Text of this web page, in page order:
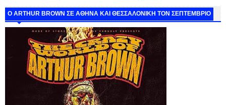
O ARTHUR BROWN ΣΕ ΑΘΗΝΑ ΚΑΙ ΘΕΣΣΑΛΟΝΙΚΗ ΤΟΝ ΣΕΠΤΕΜΒΡΙΟ